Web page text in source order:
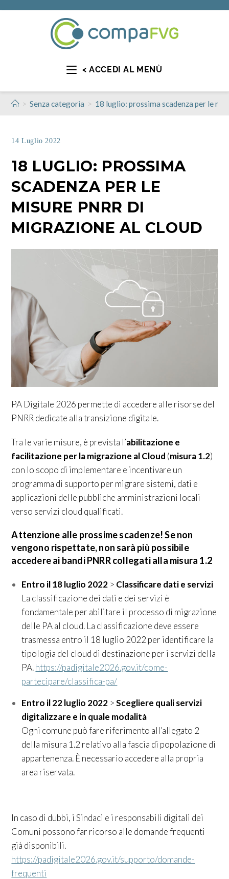
< ACCEDI AL MENÙ
> Senza categoria > 18 luglio: prossima scadenza per le
14 Luglio 2022
18 LUGLIO: PROSSIMA
SCADENZA PER LE
MISURE PNRR DI
MIGRAZIONE AL CLOUD
PA Digitale 2026 permette di accedere alle risorse del
PNRR dedicate alla transizione digitale.
Tra le varie misure, è prevista l’abilitazione e
facilitazione per la migrazione al Cloud (misura 1.2)
con lo scopo di implementare e incentivare un
programma di supporto per migrare sistemi, dati e
applicazioni delle pubbliche amministrazioni locali
verso servizi cloud qualificati.
Attenzione alle prossime scadenze! Se non
vengono rispettate, non sarà più possibile
accedere ai bandi PNRR collegati alla misura 1.2
Entro il 18 luglio 2022 > Classificare dati e servizi
La classificazione dei dati e dei servizi è
fondamentale per abilitare il processo di migrazione
delle PA al cloud. La classificazione deve essere
trasmessa entro il 18 luglio 2022 per identificare la
tipologia del cloud di destinazione per i servizi della
PA.https://padigitale2026.gov.it/come-
partecipare/classifica-pa/
Entro il 22 luglio 2022 >Scegliere quali servizi
digitalizzare e in quale modalità
Ogni comune può fare riferimento all’allegato 2
della misura 1.2 relativo alla fascia di popolazione di
appartenenza. È necessario accedere alla propria
area riservata.
In caso di dubbi, i Sindaci e i responsabili digitali dei
Comuni possono far ricorso alle domande frequenti
già disponibili.
https://padigitale2026.gov.it/supporto/domande-
frequenti